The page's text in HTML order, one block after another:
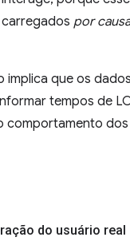
por causa
implica que os
tempos de
comportamento dos
do usuário real